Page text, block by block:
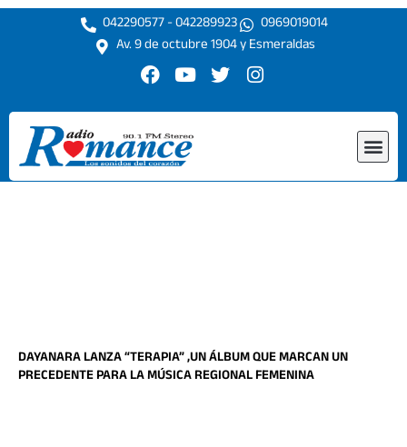
Ir
042290577 - 042289923
0969019014
Av. 9 de octubre 1904 y Esmeraldas
F
c
e
b
o
o
Y
u
t
u
b
e
T
i
r
I
s
r
DAYANARA LANZA “TERAPIA” ,UN ÁLBUM QUE MARCAN UN
PRECEDENTE PARA LA MÚSICA REGIONAL FEMENINA